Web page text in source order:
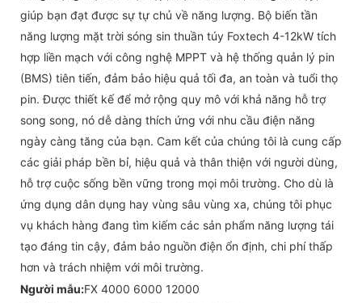
giúp bạn đạt được sự tự chủ về năng lượng. Bộ biến tần
năng lượng mặt trời sóng sin thuần túy Foxtech 4-12kW tích
hợp liền mạch với công nghệ MPPT và hệ thống quản lý pin
(BMS) tiên tiến, đảm bảo hiệu quả tối đa, an toàn và tuổi thọ
pin. Được thiết kế để mở rộng quy mô với khả năng hỗ trợ
song song, nó dễ dàng thích ứng với nhu cầu điện năng
ngày càng tăng của bạn. Cam kết của chúng tôi là cung cấp
các giải pháp bền bỉ, hiệu quả và thân thiện với người dùng,
hỗ trợ cuộc sống bền vững trong mọi môi trường. Cho dù là
ứng dụng dân dụng hay vùng sâu vùng xa, chúng tôi phục
vụ khách hàng đang tìm kiếm các sản phẩm năng lượng tái
tạo đáng tin cậy, đảm bảo nguồn điện ổn định, chi phí thấp
hơn và trách nhiệm với môi trường.
Người mẫu:FX 4000 6000 12000